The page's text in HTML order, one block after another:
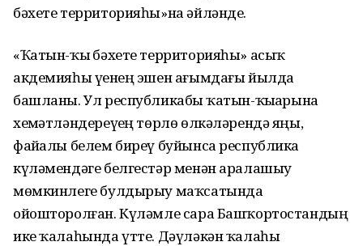
бәхете территорияһы»на әйләнде.
«Ҡатын-ҡыҙ бәхете территорияһы» асыҡ
акдемияһы үҙенең эшен ағымдағы йылда
башланы. Ул республикабыҙ ҡатын-ҡыҙҙарына
хеҙмәтләндереүҙең төрлө өлкәләрендә яңы,
файҙалы белем биреү буйынса республика
күләмендәге белгестәр менән аралашыу
мөмкинлеге булдырыу маҡсатында
ойошторолған. Күләмле сара Башҡортостандың
ике ҡалаһында үтте. Дәүләкән ҡалаһы